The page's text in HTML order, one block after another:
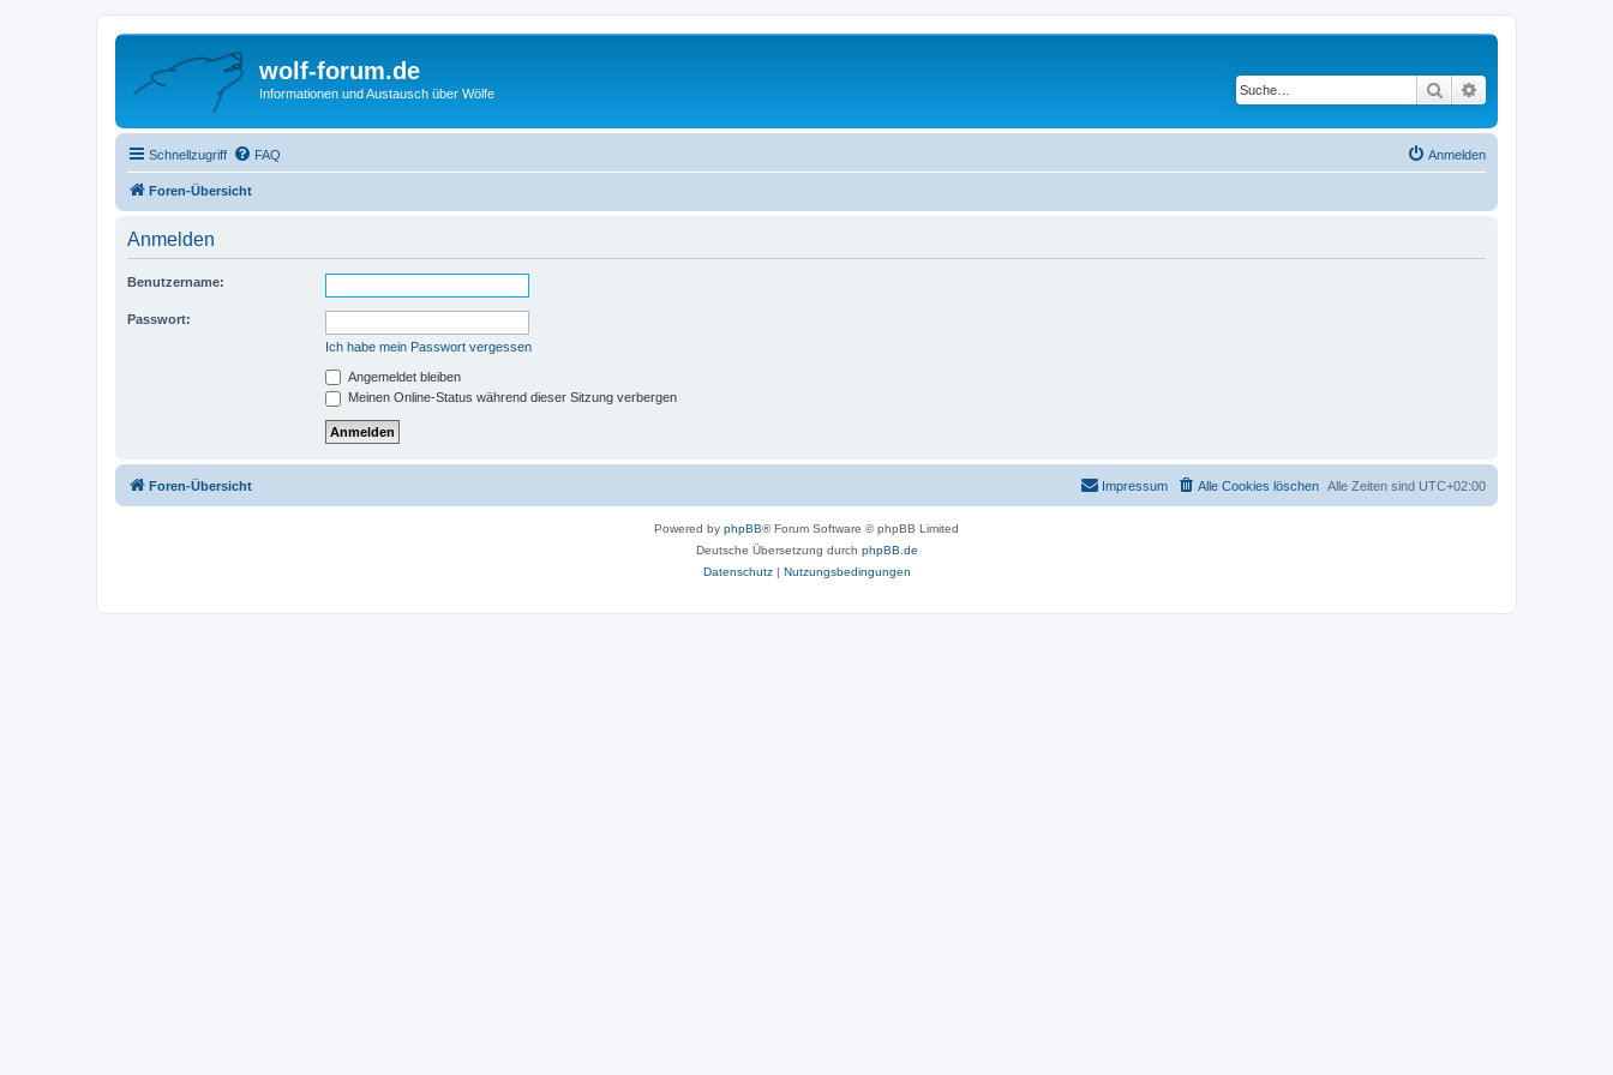
wolf-forum.de
Informationen und Austausch über Wölfe Suche
Schnellzugriff FAQ Anmelden
Foren-Übersicht
Anmelden
Benutzername:
Passwort:
Ich habe mein Passwort vergessen
Angemeldet bleiben
Meinen Online-Status während dieser Sitzung verbergen
Foren-Übersicht Alle Zeiten sind UTC+02:00
Alle Cookies löschen
Impressum
Powered by phpBB® Forum Software © phpBB Limited
Deutsche Übersetzung durch phpBB.de
Datenschutz| Nutzungsbedingungen